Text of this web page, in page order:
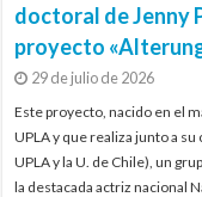
doctoral de Jenny
proyecto
29 de julio de 2026
Este proyecto, nacido en el
UPLA y que realiza junto a
UPLA y la U. de Chile), un
la destacada actriz nacional